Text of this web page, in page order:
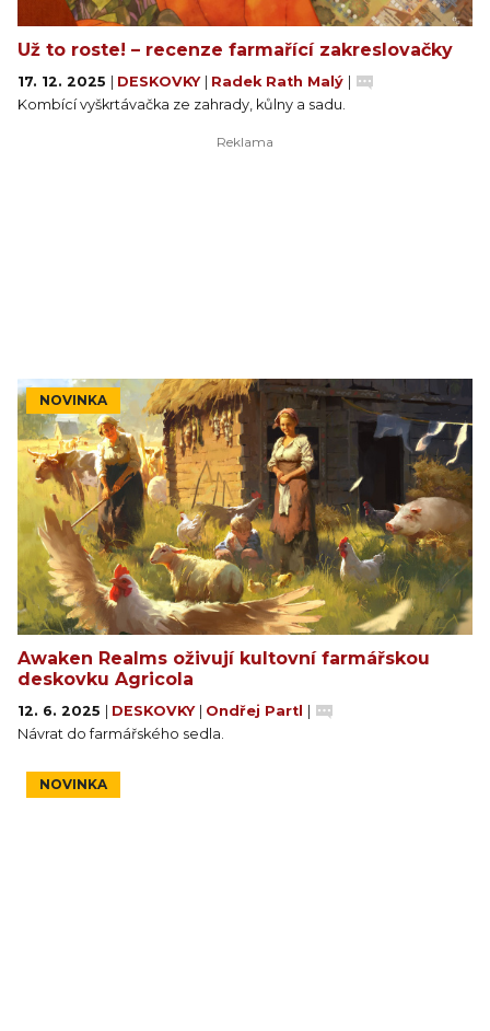
Už to roste! – recenze farmařící zakreslovačky
17. 12. 2025 DESKOVKY Radek Rath Malý
Kombící vyškrtávačka ze zahrady, kůlny a sadu.
NOVINKA
Awaken Realms oživují kultovní farmářskou
deskovku Agricola
12. 6. 2025 DESKOVKY Ondřej Partl
Návrat do farmářského sedla.
NOVINKA